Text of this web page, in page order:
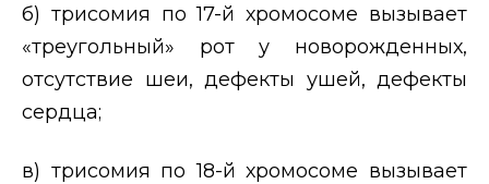
б) трисомия по 17-й хромосоме вызывает
«треугольный» рот у новорожденных,
отсутствие шеи, дефекты ушей, дефекты
сердца;
в) трисомия по 18-й хромосоме вызывает